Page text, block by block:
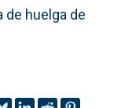
de huelga de